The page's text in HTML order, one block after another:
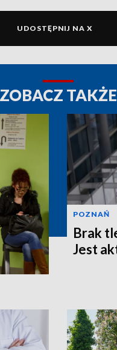
UDOSTĘPNIJ NA X
ZOBACZ TAKŻE
POZNAŃ
Brak
Jest